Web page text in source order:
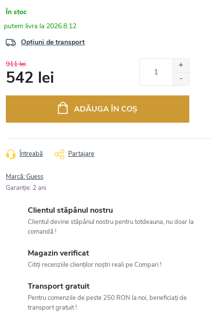
În stoc
2026.8.12
Opțiuni de transport
911 lei
542 lei
ADĂUGA ÎN COŞ
Întreabă Partajare
Marcă:Guess
Garanţie: 2 ani
Clientul stăpânul nostru
Clientul devine stăpânul nostru pentru totdeauna, nu doar la
comandă !
Magazin verificat
Citiți recenziile clienților noștri reali pe Compari !
Transport gratuit
Pentru comenzile de peste 250 RON la noi, beneficiați de
transport gratuit !